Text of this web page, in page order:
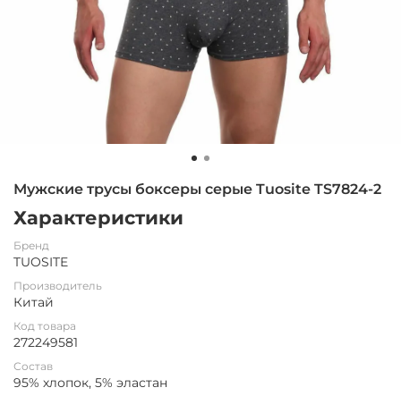
Мужские трусы боксеры серые Tuosite TS7824-2
Характеристики
Бренд
TUOSITE
Производитель
Китай
Код товара
272249581
Состав
95% хлопок, 5% эластан